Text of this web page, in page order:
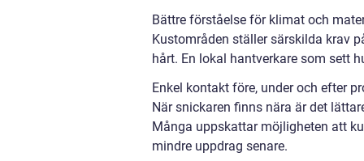
Bättre förståelse för klimat och
Kustområden ställer särskilda krav
hårt. En lokal hantverkare som sett
Enkel kontakt före, under och efter
När snickaren finns nära är det
Många uppskattar möjligheten att
mindre uppdrag senare.